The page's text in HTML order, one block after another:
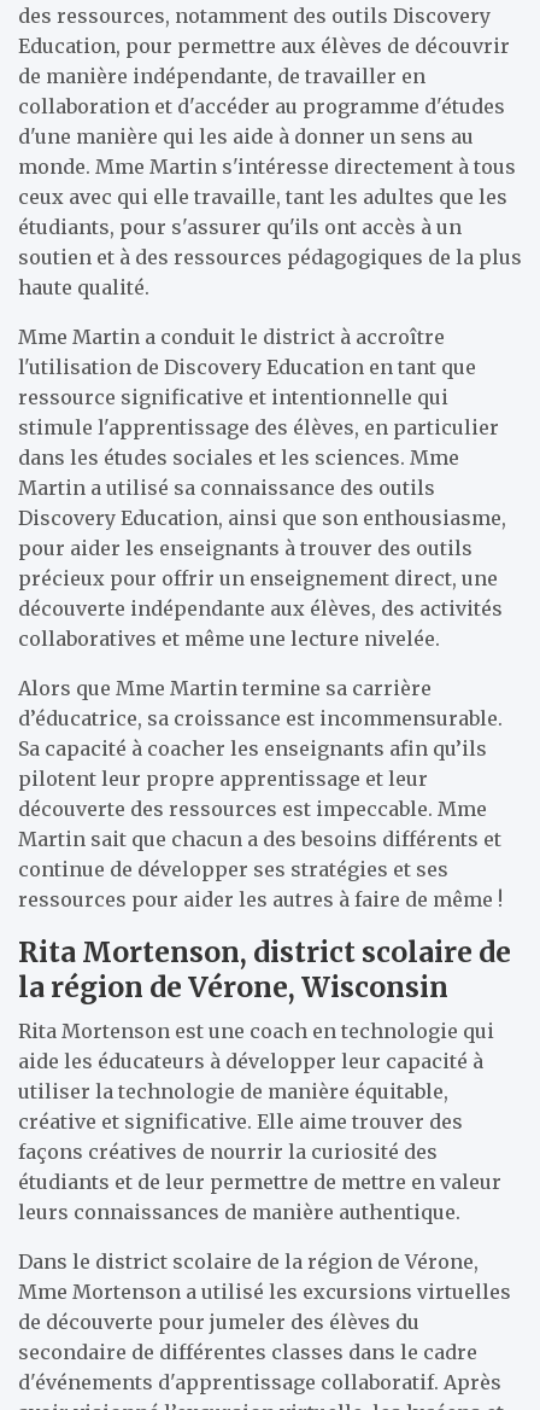
des ressources, notamment des outils Discovery
Education, pour permettre aux élèves de découvrir
de manière indépendante, de travailler en
collaboration et d'accéder au programme d'études
d'une manière qui les aide à donner un sens au
monde. Mme Martin s'intéresse directement à tous
ceux avec qui elle travaille, tant les adultes que les
étudiants, pour s'assurer qu'ils ont accès à un
soutien et à des ressources pédagogiques de la plus
haute qualité.
Mme Martin a conduit le district à accroître
l'utilisation de Discovery Education en tant que
ressource significative et intentionnelle qui
stimule l'apprentissage des élèves, en particulier
dans les études sociales et les sciences. Mme
Martin a utilisé sa connaissance des outils
Discovery Education, ainsi que son enthousiasme,
pour aider les enseignants à trouver des outils
précieux pour offrir un enseignement direct, une
découverte indépendante aux élèves, des activités
collaboratives et même une lecture nivelée.
Alors que Mme Martin termine sa carrière
d’éducatrice, sa croissance est incommensurable.
Sa capacité à coacher les enseignants afin qu’ils
pilotent leur propre apprentissage et leur
découverte des ressources est impeccable. Mme
Martin sait que chacun a des besoins différents et
continue de développer ses stratégies et ses
ressources pour aider les autres à faire de même !
Rita Mortenson, district scolaire de
la région de Vérone, Wisconsin
Rita Mortenson est une coach en technologie qui
aide les éducateurs à développer leur capacité à
utiliser la technologie de manière équitable,
créative et significative. Elle aime trouver des
façons créatives de nourrir la curiosité des
étudiants et de leur permettre de mettre en valeur
leurs connaissances de manière authentique.
Dans le district scolaire de la région de Vérone,
Mme Mortenson a utilisé les excursions virtuelles
de découverte pour jumeler des élèves du
secondaire de différentes classes dans le cadre
d'événements d'apprentissage collaboratif. Après